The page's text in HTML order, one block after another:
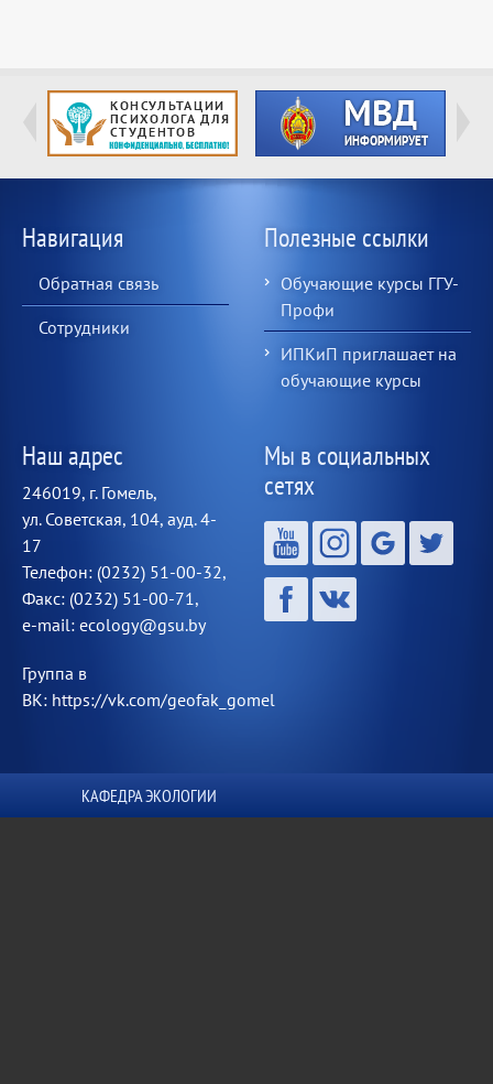
Навигация
Обратная связь
Сотрудники
Полезные ссылки
Обучающие курсы ГГУ-
Профи
ИПКиП приглашает на
обучающие курсы
Наш адрес
246019, г. Гомель,
ул. Советская, 104, ауд. 4-
17
Телефон: (0232) 51-00-32,
Факс: (0232) 51-00-71,
e-mail: ecology@gsu.by
Группа в
ВК: https://vk.com/geofak_gomel
Мы в социальных
сетях
КАФЕДРА ЭКОЛОГИИ